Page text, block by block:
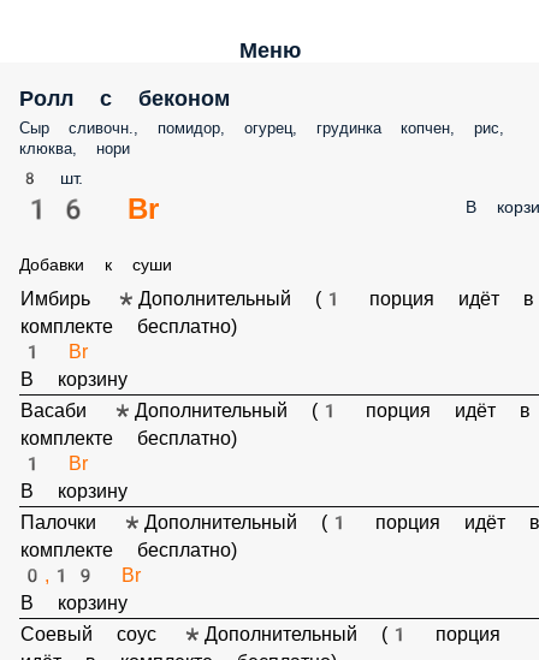
Меню
Ролл с беконом
Сыр сливочн., помидор, огурец, грудинка копчен, рис, клюква, нори
8 шт.
16 Br
Имбирь *Дополнительный (1 порция идёт в комплекте
бесплатно)
1 Br
В корзину
Васаби *Дополнительный (1 порция идёт в комплекте
бесплатно)
1 Br
В корзину
Палочки *Дополнительный (1 порция идёт в комплекте
бесплатно)
0,19 Br
В корзину